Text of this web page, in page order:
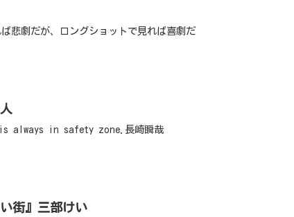
悲劇だが、ロングショットで見れば喜劇だ
always in safety zone.長崎瞬哉
街』三部けい